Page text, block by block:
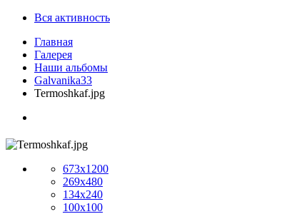
Вся активность
Главная
Галерея
Наши альбомы
Galvanika33
Termoshkaf.jpg
673x1200
269x480
134x240
100x100